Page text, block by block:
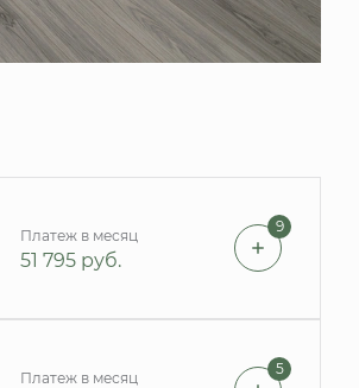
Платеж в месяц
51 795 руб.
9
Платеж в месяц 5